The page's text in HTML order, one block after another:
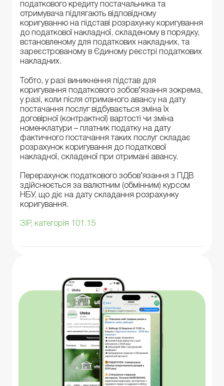
податкового кредиту постачальника та
отримувача підлягають відповідному
коригуванню на підставі розрахунку коригування
до податкової накладної, складеному в порядку,
встановленому для податкових накладних, та
зареєстрованому в Єдиному реєстрі податкових
накладних.
Тобто, у разі виникнення підстав для
коригування податкового зобов’язання зокрема,
у разі, коли після отриманого авансу на дату
постачання послуг відбувається зміна їх
договірної (контрактної) вартості чи зміна
номенклатури – платник податку на дату
фактичного постачання таких послуг складає
розрахунок коригування до податкової
накладної, складеної при отримані авансу.
Перерахунок податкового зобов’язання з ПДВ
здійснюється за валютним (обмінним) курсом
НБУ, що діє на дату складання розрахунку
коригування.
ЗІР, категорія 101.15